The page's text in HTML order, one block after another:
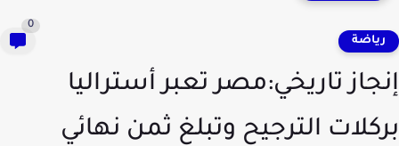
تاريخي:مصر تعبر أستراليا
الترجيح وتبلغ ثمن نهائي